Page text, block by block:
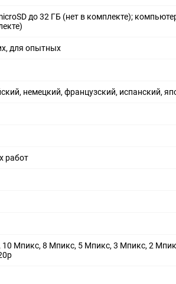
до 32 ГБ (нет в комплекте);
для опытных
немецкий, французский, испанский,
работ
Mпикс, 8 Mпикс, 5 Mпикс, 3 Mпикс, 2